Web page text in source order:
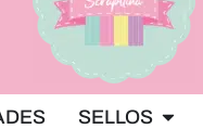
SELLOS Abrir